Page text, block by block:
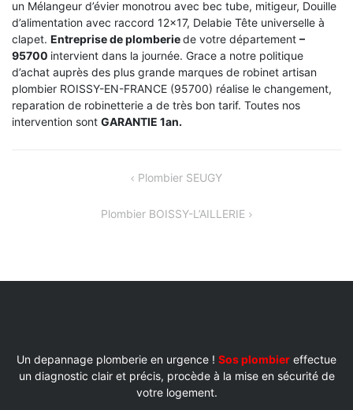
un Mélangeur d’évier monotrou avec bec tube, mitigeur, Douille
d’alimentation avec raccord 12×17, Delabie Tête universelle à
clapet. Entreprise de plomberiede votre département –
95700 intervient dans la journée. Grace a notre politique
d’achat auprès des plus grande marques de robinet artisan
plombier ROISSY-EN-FRANCE (95700) réalise le changement,
reparation de robinetterie a de très bon tarif. Toutes nos
intervention sont GARANTIE 1an.
Plombier SEUGY
Plombier BOISSY-L’AILLERIE
Un depannage plomberie en urgence ! Sos plombier effectue
un diagnostic clair et précis, procède à la mise en sécurité de
votre logement.